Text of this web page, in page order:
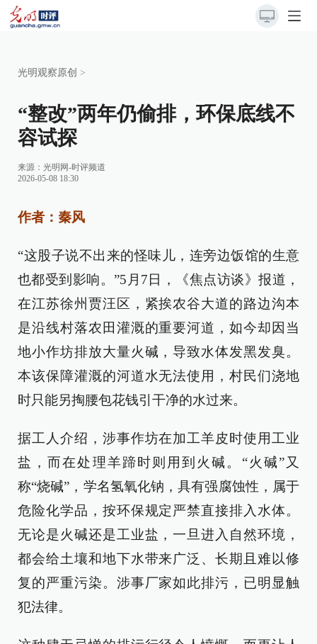
光明观察原创 >
“整改”两年仍偷排，环保底线不
容试探
来源： 光明网-时评频道
2026-05-08 18:30
作者：秦风
“这股子说不出来的怪味儿，连旁边饭馆的生意
也都受到影响。”5月7日，《焦点访谈》报道，
在江苏徐州贾汪区，紧挨农谷大道的路边沟本
是沿线村落农田灌溉的重要河道，如今却因当
地小作坊排放大量火碱，导致水体发黑发臭。
本该保障灌溉的河道水无法使用，村民们浇地
时只能另掏腰包花钱引干净的水过来。
据工人介绍，涉事作坊在加工羊皮时使用工业
盐，而在处理羊蹄时则用到火碱。“火碱”又
称“烧碱”，学名氢氧化钠，具有强腐蚀性，属于
危险化学品，按环保规定严禁直接排入水体。
无论是火碱还是工业盐，一旦进入自然环境，
都会给土壤和地下水带来广泛、长期且难以修
复的严重污染。涉事厂家如此排污，已明显触
犯法律。